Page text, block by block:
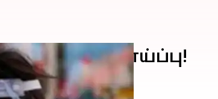
வர வாய்ப்பு!